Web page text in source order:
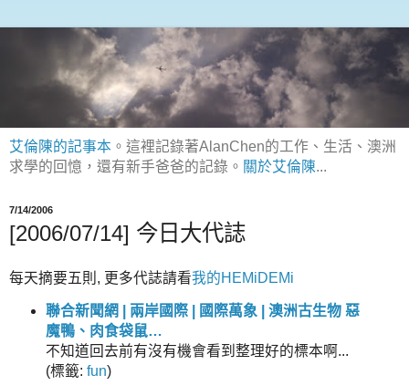
艾倫陳的記事本 。這裡記錄著AlanChen的工作、生活、澳洲
求學的回憶，還有新手爸爸的記錄。 關於艾倫陳...
7/14/2006
[2006/07/14] 今日大代誌
每天摘要五則, 更多代誌請看我的HEMiDEMi
聯合新聞網 | 兩岸國際 | 國際萬象 | 澳洲古生物 惡
魔鴨、肉食袋鼠…
不知道回去前有沒有機會看到整理好的標本啊...
(標籤: fun)